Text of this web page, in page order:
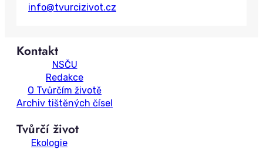
info@tvurcizivot.cz
Kontakt
NSČU
Redakce
O Tvůrčím životě
Archiv tištěných čísel
Tvůrčí život
Ekologie